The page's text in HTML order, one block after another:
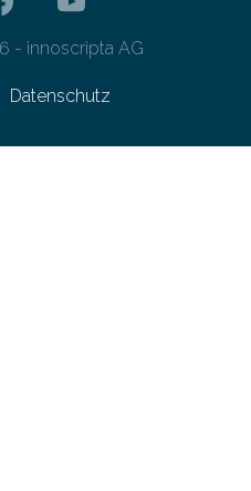
- innoscripta AG
Datenschutz